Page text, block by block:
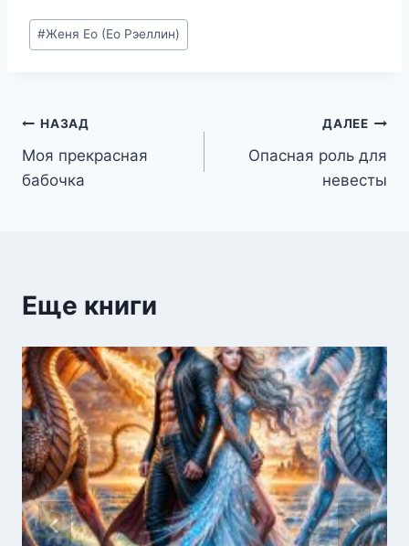
Метки
записи:
#Женя Ео (Ео Рэеллин)
Навигация
по
НАЗАД
Моя прекрасная
бабочка
ДАЛЕЕ
Опасная роль для
невесты
Еще книги